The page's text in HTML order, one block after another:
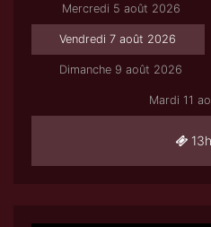
Mercredi 5 août 2026
Vendredi 7 août 2026
Dimanche 9 août 2026
Mardi 11